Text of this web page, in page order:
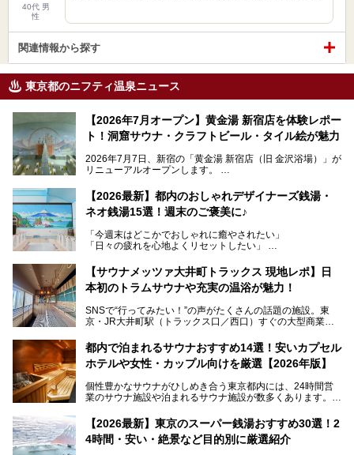
40代 男
性
関連情報から探す
東京都のニフティ温泉ニュース
【2026年7月オープン】黄金湯 新宿店を体験レポー
ト！洞窟サウナ・クラフトビール・タイル絵が魅力
2026年7月7日、新宿の「黄金湯 新宿店（旧 金沢浴場）」が
リニューアルオープンします。
レトロでノスタルジックなタイル絵はそのまま、昔からここ
を知る地元の人にも、新しく足を運んでくれる人にも愛され
る、今の時代の"銭湯"として生まれ変わりました。洞窟のよ
ビアバーなど、新しく登場したスポットも併せて紹介しま
す。充実した設備があるのに、基本の入浴料が銭湯価格の5
【2026最新】都内のおしゃれデザイナーズ銭湯・
ネオ銭湯15選！週末のご褒美に♪
「今週末はどこかでおしゃれに癒やされたい」
「日々の疲れを心地よくリセットしたい」
となっている新しいスタイルの銭湯です。
最近、SNSやメディアで「デザイナーズ銭湯」や「ネオ銭
本記事では、そもそもこれらがどんな銭湯なのか、その気に
いおしゃれな名店15選を、おすすめの順番で一挙にご紹介
します。
【サウナメッツァ大井町トラックス 現地レポ】日
本初のトラムサウナや充実の温浴が魅力！
SNSで“行ってみたい！”の声がたくさんの話題の施設。東
京・JR大井町駅（トラックス口／西口）すぐの大型商業施
ツァ大井町トラックス」がニューオープン。施設の様子をレ
ポ―トします。
都内で泊まれるサウナおすすめ14選！安いカプセル
ホテルや女性・カップル向けを厳選【2026年版】
個性豊かなサウナがひしめき合う東京都内には、24時間営
業のサウナ施設や泊まれるサウナ施設が数多くあります。
を旅の目的とする「サ旅」や自分へのご褒美のための宿泊な
ど、自分の好きなタイミングで好きなだけサ活ができるのが
魅力です。
【2026最新】東京のスーパー銭湯おすすめ30選！2
4時間・安い・絶景など目的別に厳選紹介